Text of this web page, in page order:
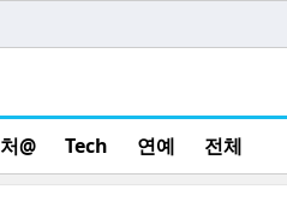
@ Tech 연예 전체